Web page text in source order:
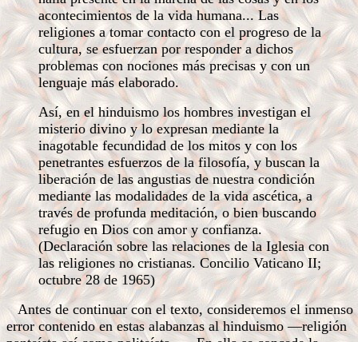
acontecimientos de la vida humana... Las
religiones a tomar contacto con el progreso de la
cultura, se esfuerzan por responder a dichos
problemas con nociones más precisas y con un
lenguaje más elaborado.
Así, en el hinduismo los hombres investigan el
misterio divino y lo expresan mediante la
inagotable fecundidad de los mitos y con los
penetrantes esfuerzos de la filosofía, y buscan la
liberación de las angustias de nuestra condición
mediante las modalidades de la vida ascética, a
través de profunda meditación, o bien buscando
refugio en Dios con amor y confianza.
(Declaración sobre las relaciones de la Iglesia con
las religiones no cristianas. Concilio Vaticano II;
octubre 28 de 1965)
Antes de continuar con el texto, consideremos el inmenso
error contenido en estas alabanzas al hinduismo —religión